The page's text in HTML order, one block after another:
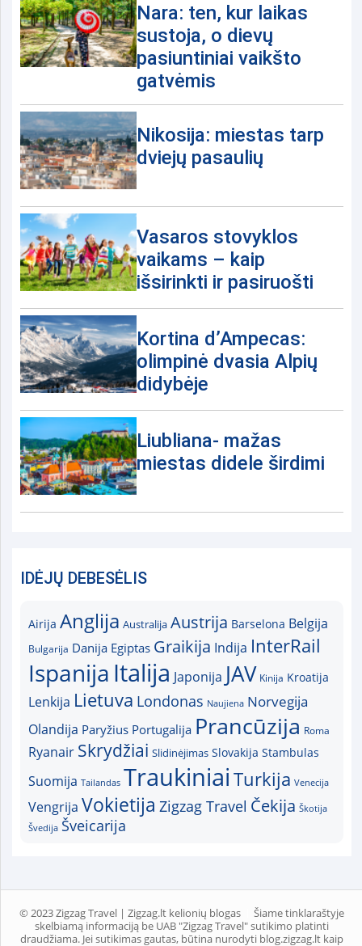
Nara: ten, kur laikas
sustoja, o dievų
pasiuntiniai vaikšto
gatvėmis
Nikosija: miestas tarp
dviejų pasaulių
Vasaros stovyklos
vaikams – kaip
išsirinkti ir pasiruošti
Kortina d’Ampecas:
olimpinė dvasia Alpių
didybėje
Liubliana- mažas
miestas didele širdimi
IDĖJŲ DEBESĖLIS
Airija Anglija Australija Austrija Barselona Belgija
Bulgarija Danija Egiptas Graikija Indija InterRail
Ispanija Italija Japonija JAV Kinija Kroatija
Lenkija Lietuva Londonas Naujiena Norvegija
Olandija Paryžius Portugalija Prancūzija Roma
Ryanair Skrydžiai Slidinėjimas Slovakija Stambulas
Suomija Tailandas TraukiniaiTurkija Venecija
Vengrija Vokietija Zigzag Travel Čekija Škotija
Švedija Šveicarija
© 2023 Zigzag Travel | Zigzag.lt kelionių blogas
Šiame tinklaraštyje
skelbiamą informaciją be UAB "Zigzag Travel" sutikimo platinti
draudžiama. Jei sutikimas gautas, būtina nurodyti blog.zigzag.lt kaip